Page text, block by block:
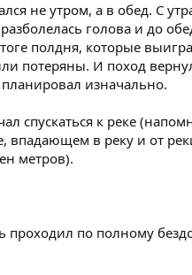
не утром, а в обед. С
голова и до
полдня, которые
потеряны. И поход
изначально.
спускаться к реке
впадающем в реку и от
метров).
проходил по полному